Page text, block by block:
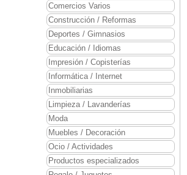
Comercios Varios
Construcción / Reformas
Deportes / Gimnasios
Educación / Idiomas
Impresión / Copisterías
Informática / Internet
Inmobiliarias
Limpieza / Lavanderías
Moda
Muebles / Decoración
Ocio / Actividades
Productos especializados